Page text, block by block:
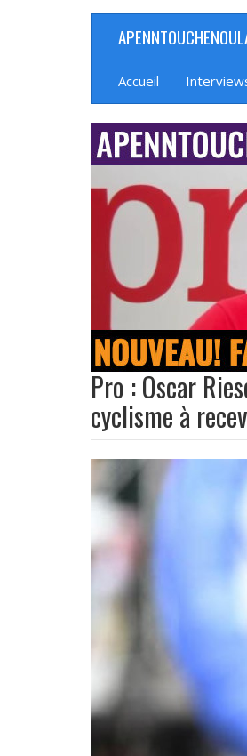
Navigation
Accueil
banniere_img
Pro : Oscar
cyclisme à